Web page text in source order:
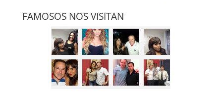
FAMOSOS NOS VISITAN